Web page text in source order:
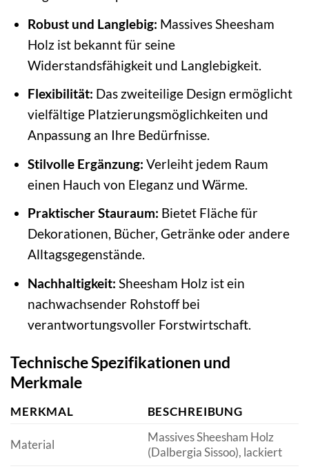
Robust und Langlebig: Massives Sheesham
Holz ist bekannt für seine
Widerstandsfähigkeit und Langlebigkeit.
Flexibilität: Das zweiteilige Design ermöglicht
vielfältige Platzierungsmöglichkeiten und
Anpassung an Ihre Bedürfnisse.
Stilvolle Ergänzung: Verleiht jedem Raum
einen Hauch von Eleganz und Wärme.
Praktischer Stauraum: Bietet Fläche für
Dekorationen, Bücher, Getränke oder andere
Alltagsgegenstände.
Nachhaltigkeit: Sheesham Holz ist ein
nachwachsender Rohstoff bei
verantwortungsvoller Forstwirtschaft.
Technische Spezifikationen und
Merkmale
MERKMAL BESCHREIBUNG
Material
Massives Sheesham Holz
(Dalbergia Sissoo), lackiert